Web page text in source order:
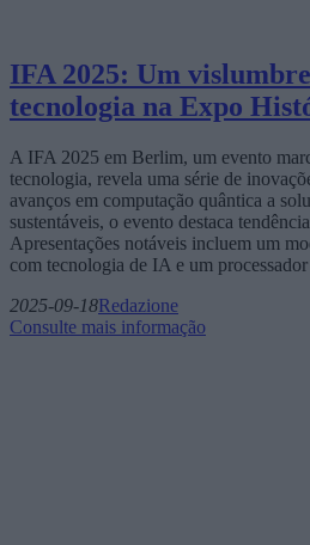
IFA 2025: Um
tecnologia na Expo
A IFA 2025 em Berlim, um evento
tecnologia, revela uma série de
avanços em computação quântica a
sustentáveis, o evento destaca
Apresentações notáveis incluem um
com tecnologia de IA e um
2025-09-18Redazione
Consulte mais informação